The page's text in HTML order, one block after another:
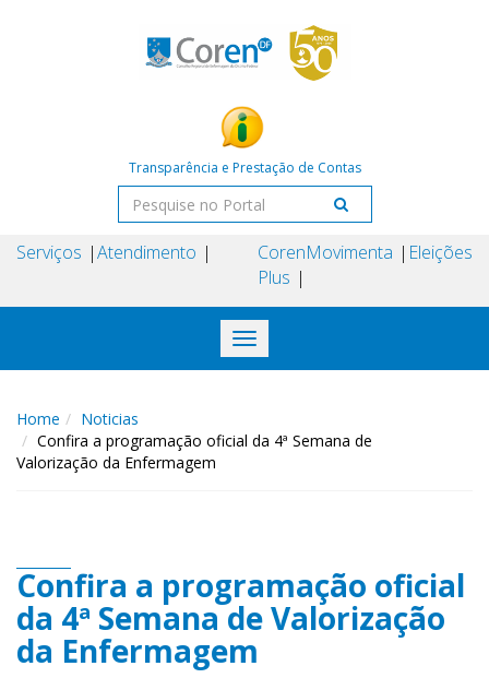
Transparência e Prestação de Contas
Serviços Atendimento
Coren
Plus
Movimenta Eleições
Toggle
navigation
Home
Noticias
Confira a programação oficial da 4ª Semana de
Valorização da Enfermagem
Confira a programação oficial
da 4ª Semana de Valorização
da Enfermagem